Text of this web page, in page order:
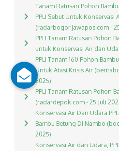
Tanam Ratusan Pohon
PPLI Sebut Untuk Konservasi
(radarbogor.jawapos.com -
PPLI Tanam Ratusan Pohon
untuk Konservasi Air dan
PPLI Tanam 160 Pohon
Untuk Atasi Krisis Air
2025)
PPLI Tanam Ratusan Pohon
(radardepok.com - 25 Juli
Konservasi Air Dan Udara
Bambu Betung Di Nambo
2025)
Konservasi Air dan Udara,